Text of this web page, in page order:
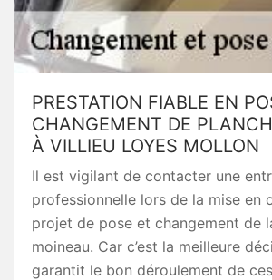
PRESTATION FIABLE EN
CHANGEMENT DE
À VILLIEU LOYES MOLLON
Il est vigilant de contacter une
professionnelle lors de la mise en
projet de pose et changement de
moineau. Car c’est la meilleure
garantit le bon déroulement de